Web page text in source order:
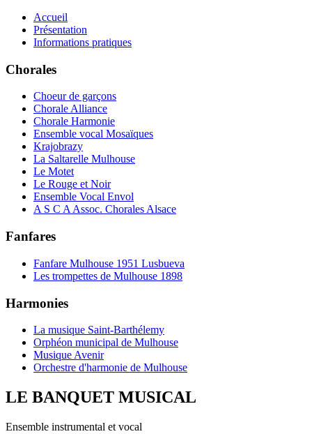
Accueil
Présentation
Informations pratiques
Chorales
Choeur de garçons
Chorale Alliance
Chorale Harmonie
Ensemble vocal Mosaïques
Krajobrazy
La Saltarelle Mulhouse
Le Motet
Le Rouge et Noir
Ensemble Vocal Envol
A S C A Assoc. Chorales Alsace
Fanfares
Fanfare Mulhouse 1951 Lusbueva
Les trompettes de Mulhouse 1898
Harmonies
La musique Saint-Barthélemy
Orphéon municipal de Mulhouse
Musique Avenir
Orchestre d'harmonie de Mulhouse
LE BANQUET MUSICAL
Ensemble instrumental et vocal